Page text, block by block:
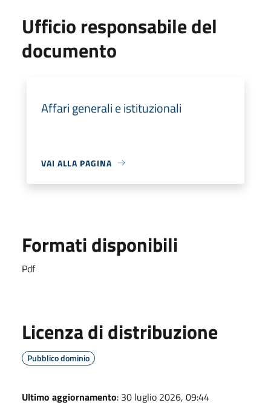
Ufficio responsabile del
documento
Affari generali e istituzionali
VAI ALLA PAGINA
Formati disponibili
Pdf
Licenza di distribuzione
Pubblico dominio
Ultimo aggiornamento: 30 luglio 2026, 09:44